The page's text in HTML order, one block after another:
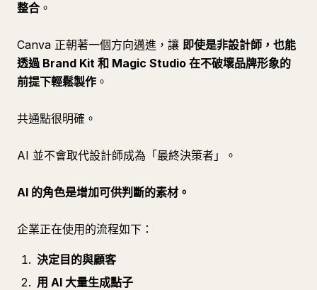
整合 。
Canva 正朝著一個方向邁進，讓 即使是非設計師，也能
透過 Brand Kit 和 Magic Studio 在不破壞品牌形象的
前提下輕鬆製作 。
共通點很明確。
AI 並不會取代設計師成為「最終決策者」。
AI 的角色是增加可供判斷的素材。
企業正在使用的流程如下：
決定目的與顧客
用 AI 大量生成點子